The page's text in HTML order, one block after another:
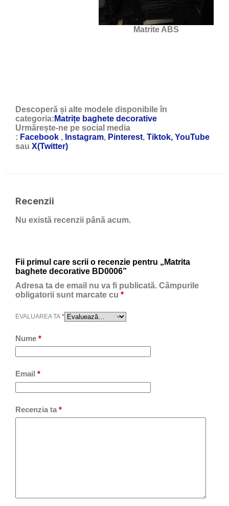
Matrite ABS
Descoperă și alte modele disponibile în
categoria: Matrițe baghete decorative
Urmărește-ne pe social media
: Facebook , Instagram, Pinterest, Tiktok, YouTube
sau X(Twitter)
Recenzii
Nu există recenzii până acum.
Fii primul care scrii o recenzie pentru „Matrita
baghete decorative BD0006”
Adresa ta de email nu va fi publicată. Câmpurile
obligatorii sunt marcate cu *
EVALUAREA TA *
Nume *
Email *
Recenzia ta *